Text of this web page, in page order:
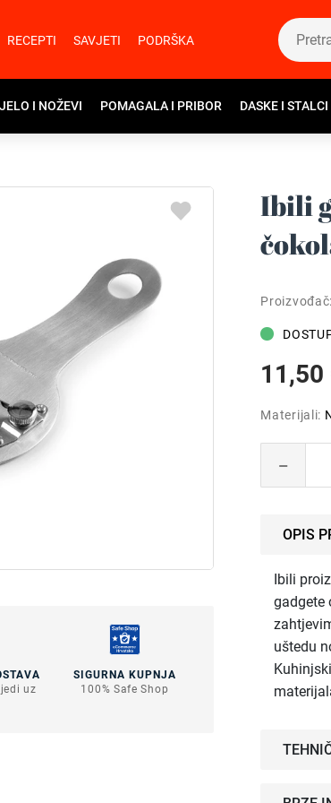
RECEPTI SAVJETI PODRŠKA
I NOŽEVI POMAGALA I PRIBOR DASKE I STALCI
uz
SIGURNA KUPNJA
100% Safe Shop
Ibili
Proizvođač:
11,50
Materijali:
OPIS
Ibili
gadgete
uštedu